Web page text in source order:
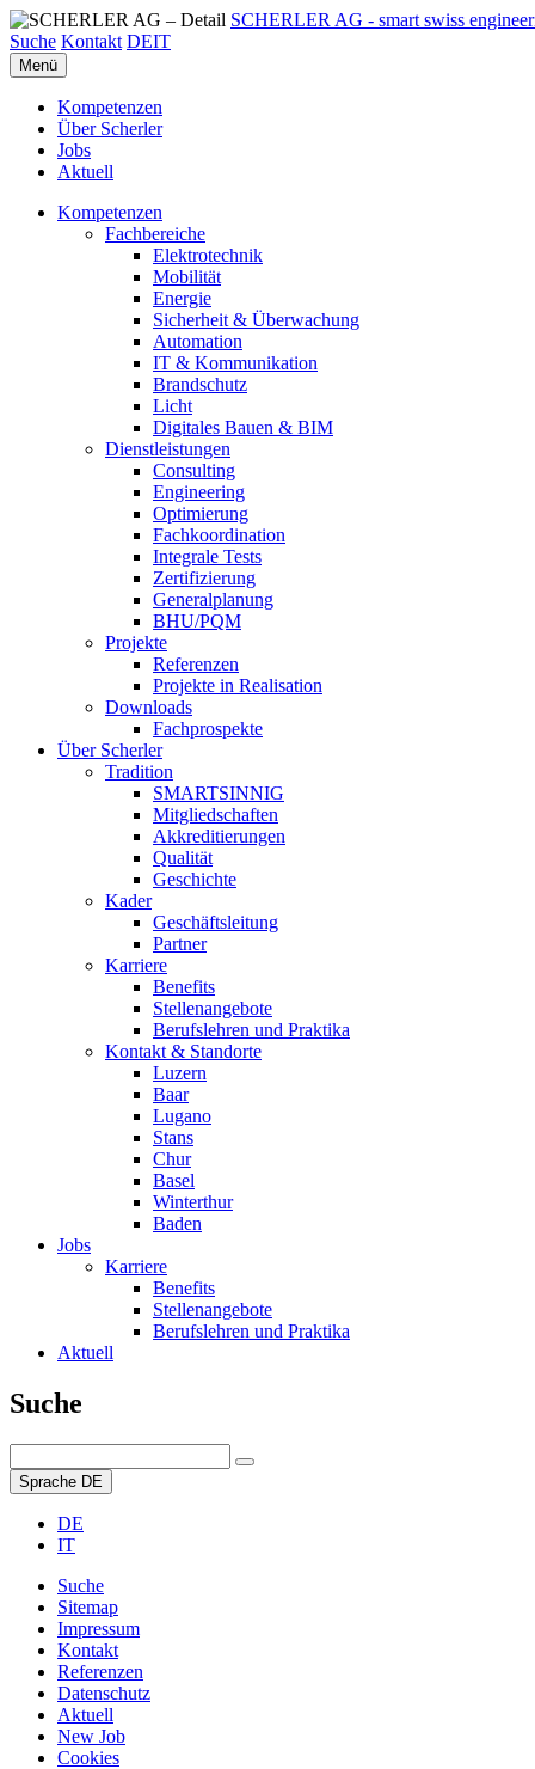
SCHERLER AG - smart swiss
Suche Kontakt DEIT
Menü
Kompetenzen
Über Scherler
Jobs
Aktuell
Kompetenzen
Fachbereiche
Elektrotechnik
Mobilität
Energie
Sicherheit & Überwachung
Automation
IT & Kommunikation
Brandschutz
Licht
Digitales Bauen & BIM
Dienstleistungen
Consulting
Engineering
Optimierung
Fachkoordination
Integrale Tests
Zertifizierung
Generalplanung
BHU/PQM
Projekte
Referenzen
Projekte in Realisation
Downloads
Fachprospekte
Über Scherler
Tradition
SMARTSINNIG
Mitgliedschaften
Akkreditierungen
Qualität
Geschichte
Kader
Geschäftsleitung
Partner
Karriere
Benefits
Stellenangebote
Berufslehren und Praktika
Kontakt & Standorte
Luzern
Baar
Lugano
Stans
Chur
Basel
Winterthur
Baden
Jobs
Karriere
Benefits
Stellenangebote
Berufslehren und Praktika
Aktuell
Suche
Sprache DE
DE
IT
Suche
Sitemap
Impressum
Kontakt
Referenzen
Datenschutz
Aktuell
New Job
Cookies